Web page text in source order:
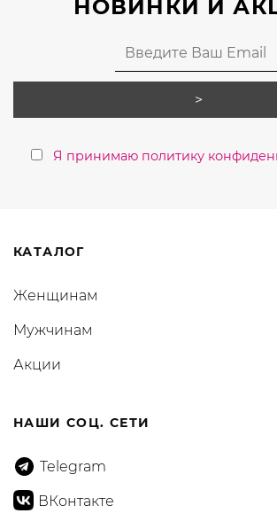
НОВИНКИ И
Я принимаю политику
КАТАЛОГ
Женщинам
Мужчинам
Акции
НАШИ СОЦ. СЕТИ
Telegram
ВКонтакте